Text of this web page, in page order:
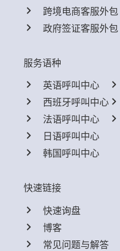
跨境电商客服外包
政府签证客服外包
服务语种
英语呼叫中心
西班牙呼叫中心
法语呼叫中心
日语呼叫中心
韩国呼叫中心
快速链接
快速询盘
博客
常见问题与解答